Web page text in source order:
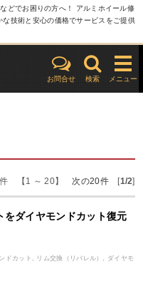
どでお困りの方へ！ アルミホイール修
技術と安心の価格でサービスをご提供
お問合せ 検索 メニュー
件 【1 ～ 20】 次の20件[1/2]
をダイヤモンドカット復元
ドカット , リム交換（リバレル） , ダイヤモ